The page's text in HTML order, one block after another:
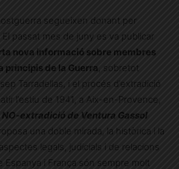
segueixen donant per
passat mes de juny es va publicar
nova informació sobre membres
principis de la Guerra , sobretot
Tarradellas, i el procés d’extradició
l’estiu de 1941, a Aix-en-Provence,
NO-extradició de Ventura Gassol
una doble mirada, la històrica i la
legals, judicials i de relacions
Espanya i França són sempre molt